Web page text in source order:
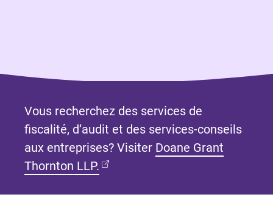
Vous recherchez des services de
fiscalité, d’audit et des services-conseils
aux entreprises? Visiter Doane Grant
Thornton LLP. (Ouvre dans un nouvel onglet)